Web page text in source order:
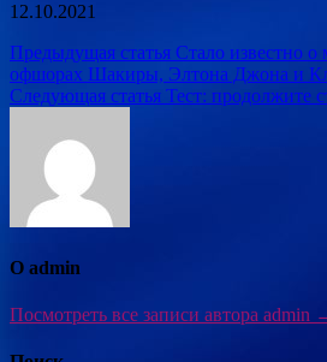
12.10.2021
Навигация
по
Предыдущая статья Стало известно
офшорах Шакиры, Элтона Джона и
Следующая статья Тест: продолжите
О admin
Посмотреть все записи автора admin